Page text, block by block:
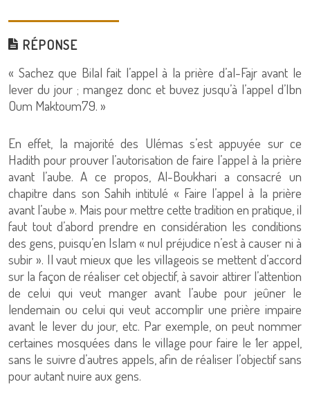
RÉPONSE
« Sachez que Bilal fait l’appel à la prière d’al-Fajr avant le
lever du jour ; mangez donc et buvez jusqu’à l’appel d’Ibn
Oum Maktoum79. »
En effet, la majorité des Ulémas s’est appuyée sur ce
Hadith pour prouver l’autorisation de faire l’appel à la prière
avant l’aube. A ce propos, Al-Boukhari a consacré un
chapitre dans son Sahih intitulé « Faire l’appel à la prière
avant l’aube ». Mais pour mettre cette tradition en pratique, il
faut tout d’abord prendre en considération les conditions
des gens, puisqu’en Islam « nul préjudice n’est à causer ni à
subir ». Il vaut mieux que les villageois se mettent d’accord
sur la façon de réaliser cet objectif, à savoir attirer l’attention
de celui qui veut manger avant l’aube pour jeûner le
lendemain ou celui qui veut accomplir une prière impaire
avant le lever du jour, etc. Par exemple, on peut nommer
certaines mosquées dans le village pour faire le 1er appel,
sans le suivre d’autres appels, afin de réaliser l’objectif sans
pour autant nuire aux gens.